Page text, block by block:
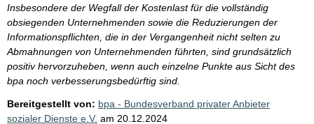
Insbesondere der Wegfall der Kostenlast für die vollständig
obsiegenden Unternehmenden sowie die Reduzierungen der
Informationspflichten, die in der Vergangenheit nicht selten zu
Abmahnungen von Unternehmenden führten, sind grundsätzlich
positiv hervorzuheben, wenn auch einzelne Punkte aus Sicht des
bpa noch verbesserungsbedürftig sind.
Bereitgestellt von: bpa - Bundesverband privater Anbieter
sozialer Dienste e.V. am 20.12.2024